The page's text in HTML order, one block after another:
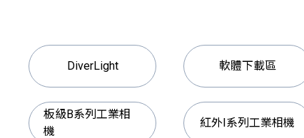
DiverLight 軟體下載區
板級B系列工業相
機
紅外I系列工業相機